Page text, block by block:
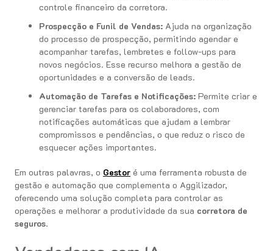
controle financeiro da corretora.
Prospecção e Funil de Vendas: Ajuda na organização
do processo de prospecção, permitindo agendar e
acompanhar tarefas, lembretes e follow-ups para
novos negócios. Esse recurso melhora a gestão de
oportunidades e a conversão de leads.
Automação de Tarefas e Notificações: Permite criar e
gerenciar tarefas para os colaboradores, com
notificações automáticas que ajudam a lembrar
compromissos e pendências, o que reduz o risco de
esquecer ações importantes.
Em outras palavras, o Gestor é uma ferramenta robusta de
gestão e automação que complementa o Aggilizador,
oferecendo uma solução completa para controlar as
operações e melhorar a produtividade da sua corretora de
seguros.